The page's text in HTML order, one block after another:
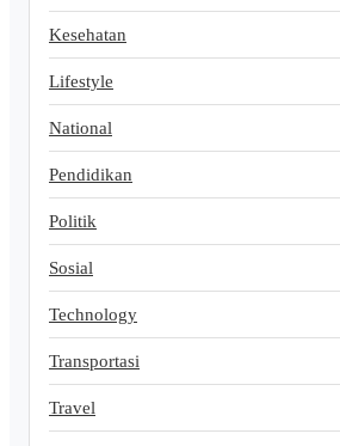
Kesehatan
Lifestyle
National
Pendidikan
Politik
Sosial
Technology
Transportasi
Travel